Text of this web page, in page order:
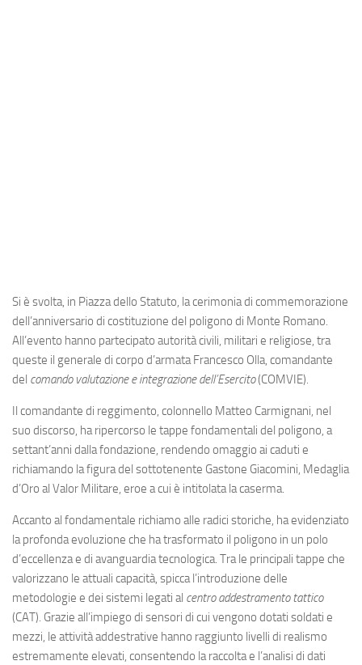
Incidenti
Industria
Eventi
Si è svolta, in Piazza dello Statuto, la cerimonia di commemorazione
dell’anniversario di costituzione del poligono di Monte Romano.
All’evento hanno partecipato autorità civili, militari e religiose, tra
queste il generale di corpo d’armata Francesco Olla, comandante
del comando valutazione e integrazione dell’Esercito(COMVIE).
Il comandante di reggimento, colonnello Matteo Carmignani, nel
suo discorso, ha ripercorso le tappe fondamentali del poligono, a
settant’anni dalla fondazione, rendendo omaggio ai caduti e
richiamando la figura del sottotenente Gastone Giacomini, Medaglia
d’Oro al Valor Militare, eroe a cui è intitolata la caserma.
Accanto al fondamentale richiamo alle radici storiche, ha evidenziato
la profonda evoluzione che ha trasformato il poligono in un polo
d’eccellenza e di avanguardia tecnologica. Tra le principali tappe che
valorizzano le attuali capacità, spicca l’introduzione delle
metodologie e dei sistemi legati al centro addestramento tattico
(CAT). Grazie all’impiego di sensori di cui vengono dotati soldati e
mezzi, le attività addestrative hanno raggiunto livelli di realismo
estremamente elevati, consentendo la raccolta e l’analisi di dati